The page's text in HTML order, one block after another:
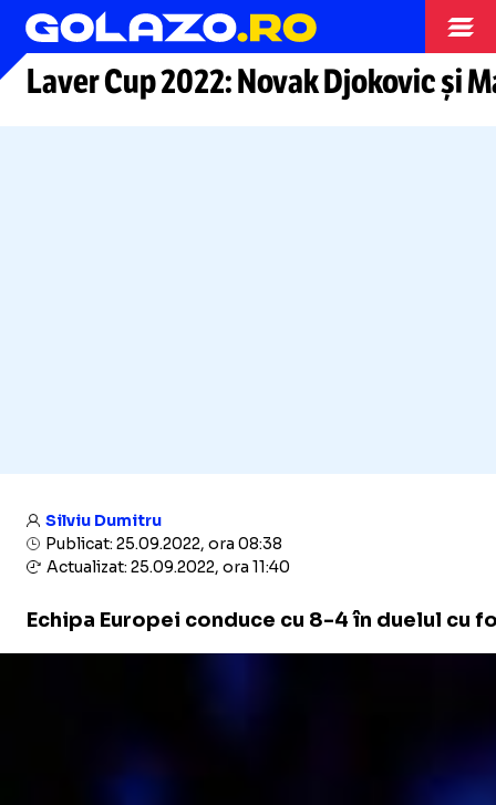
Tenis
Laver Cup 2022: Novak Djokovic și
Silviu Dumitru
Publicat: 25.09.2022, ora 08:38
Actualizat: 25.09.2022, ora 11:40
Echipa Europei conduce cu 8-4 în duelul cu